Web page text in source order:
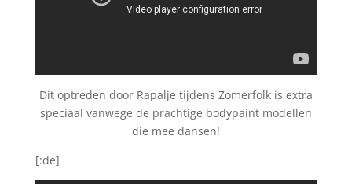
Dit optreden door Rapalje tijdens Zomerfolk is extra
speciaal vanwege de prachtige bodypaint modellen
die mee dansen!
[:de]